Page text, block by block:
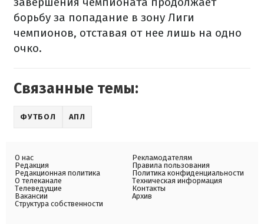
борьбу за попадание в зону Лиги
чемпионов, отставая от нее лишь на одно
очко.
Связанные темы:
ФУТБОЛ АПЛ
О нас
Редакция
Редакционная политика
О телеканале
Телеведущие
Вакансии
Структура собственности
Рекламодателям
Правила пользования
Политика конфиденциальности
Техническая информация
Контакты
Архив